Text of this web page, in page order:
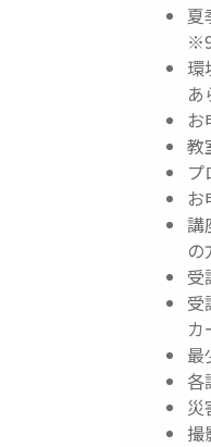
夏
環
あ
お
教
プ
お
講
の
受
受
カ
最
各
災
撮